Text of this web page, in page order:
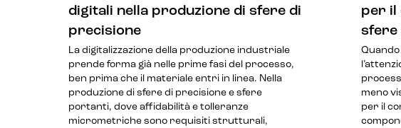
digitali nella produzione di sfere di
precisione
La digitalizzazione della produzione industriale
prende forma già nelle prime fasi del processo,
ben prima che il materiale entri in linea. Nella
produzione di sfere di precisione e sfere
portanti, dove affidabilità e tolleranze
micrometriche sono requisiti strutturali,
per il
sfere
meno
per il